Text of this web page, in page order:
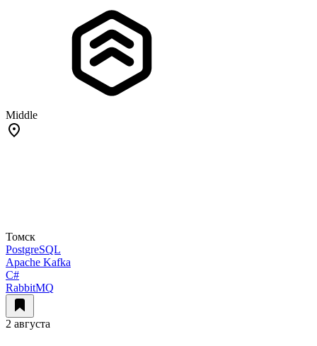
Middle
Томск
PostgreSQL
Apache Kafka
C#
RabbitMQ
2 августа